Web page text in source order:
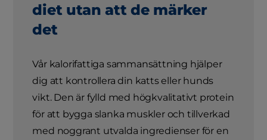
diet utan att de märker
det
Vår kalorifattiga sammansättning hjälper
dig att kontrollera din katts eller hunds
vikt. Den är fylld med högkvalitativt protein
för att bygga slanka muskler och tillverkad
med noggrant utvalda ingredienser för en